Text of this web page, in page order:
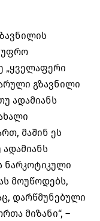
უფრო
„ყველაფერი
გზავნილი
ადამიანს
მაშინ ეს
ნარკოტიკული
მოუწოდებს,
დარწმუნებული
მიზანი“, –